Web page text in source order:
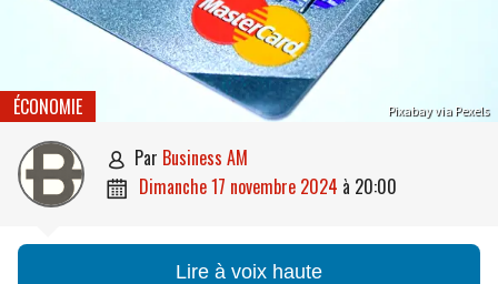
Pixabay via Pexels
ÉCONOMIE
 par Business AM
 dimanche 17 novembre 2024 à 20:00
Lire à voix haute